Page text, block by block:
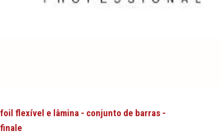
foil flexível e lâmina - conjunto de barras -
finale